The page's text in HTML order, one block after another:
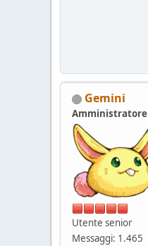
Gemini
Amministratore
Utente senior
Messaggi: 1.465